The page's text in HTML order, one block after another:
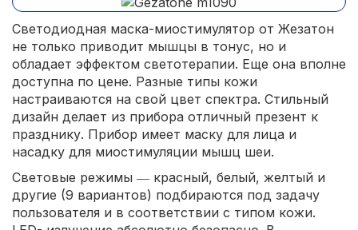
Светодиодная маска-миостимулятор от Жезатон
не только приводит мышцы в тонус, но и
обладает эффектом светотерапии. Еще она вполне
доступна по цене. Разные типы кожи
настраиваются на свой цвет спектра. Стильный
дизайн делает из прибора отличный презент к
празднику. Прибор имеет маску для лица и
насадку для миостимуляции мышц шеи.
Световые режимы ― красный, белый, желтый и
другие (9 вариантов) подбираются под задачу
пользователя и в соответствии с типом кожи.